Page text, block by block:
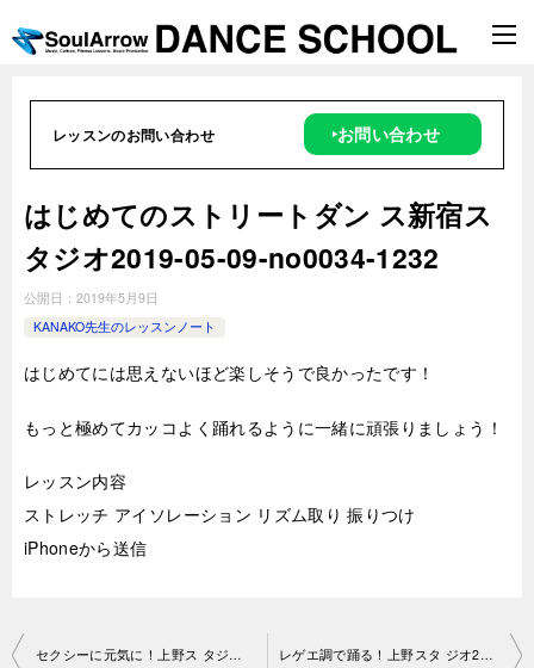
レッスンのお問い合わせ ‣お問い合わせ
はじめてのストリートダン ス新宿ス
タジオ2019-05-09-no0034-1232
公開日： 2019年5月9日
KANAKO先生のレッスンノート
はじめてには思えないほど楽しそうで良かったです！
もっと極めてカッコよく踊れるように一緒に頑張りましょう！
レッスン内容
ストレッチ アイソレーション リズム取り 振りつけ
iPhoneから送信
投